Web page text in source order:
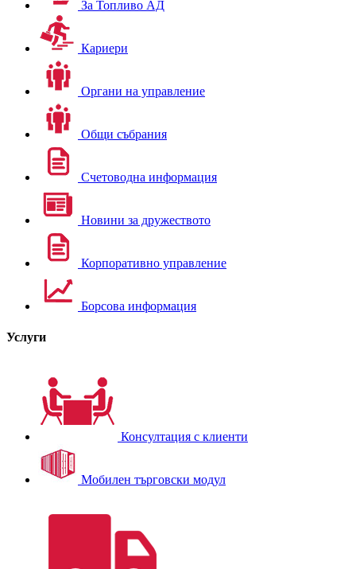
За Топливо АД
Кариери
Органи на управление
Общи събрания
Счетоводна информация
Новини за дружеството
Корпоративно управление
Борсова информация
Услуги
Консултация с клиенти
Мобилен търговски модул